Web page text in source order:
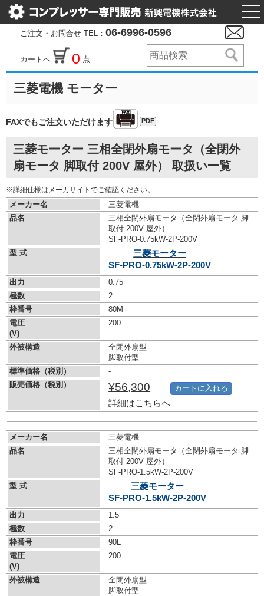
ご注文・お問合せ TEL： 06-6996-0596
カートへ 0 点
三菱電機 モーター
FAXでもご注文いただけます PDF
三菱モーター 三相全閉外扇モータ（全閉外
扇モータ 脚取付 200V 屋外） 取扱い一覧
※詳細仕様は メーカサイト でご確認ください。
メーカー名
三菱電機
品名
三相全閉外扇モータ（全閉外扇モータ 脚
取付 200V 屋外）
SF-PRO-0.75kW-2P-200V
型 式
三菱モーター
SF-PRO-0.75kW-2P-200V
出力
0.75
極数
2
枠番号
80M
電圧
(V)
200
外被構造
全閉外扇型
脚取付型
標準価格（税別）
-
販売価格（税別）
¥56,300
詳細はこちらへ
カートに入れる
メーカー名
三菱電機
品名
三相全閉外扇モータ（全閉外扇モータ 脚
取付 200V 屋外）
SF-PRO-1.5kW-2P-200V
型 式
三菱モーター
SF-PRO-1.5kW-2P-200V
出力
1.5
極数
2
枠番号
90L
電圧
(V)
200
外被構造
全閉外扇型
脚取付型